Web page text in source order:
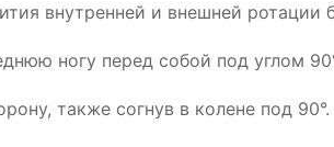
внутренней и внешней ротации
ногу перед собой под углом
также согнув в колене под 90°.